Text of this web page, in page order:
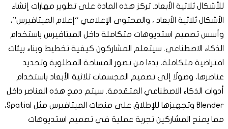
للأشكال ثلاثية الأبعاد. تركز هذه المادة على تطوير مهارات إنشاء
الأشكال ثلاثية الأبعاد ، والمحتوى الإعلامي “إعلام الميتافيرس”،
وأسس تصميم استديوهات متكاملة داخل الميتافيرس باستخدام
الذكاء الاصطناعي. سيتعلم المشاركون كيفية تخطيط وبناء بيئات
افتراضية متكاملة، بدءًا من تصور المساحة المطلوبة وتحديد
عناصرها، وصولًا إلى تصميم المجسمات ثلاثية الأبعاد باستخدام
أدوات الذكاء الاصطناعي المتقدمة. سيتم دمج هذه العناصر داخل
Blender وتجهيزها للإطلاق على منصات الميتافيرس مثل Spatial،
مما يمنح المشاركين تجربة عملية في تصميم استديوهات